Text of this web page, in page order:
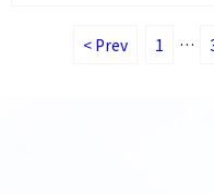
< Prev 1 …